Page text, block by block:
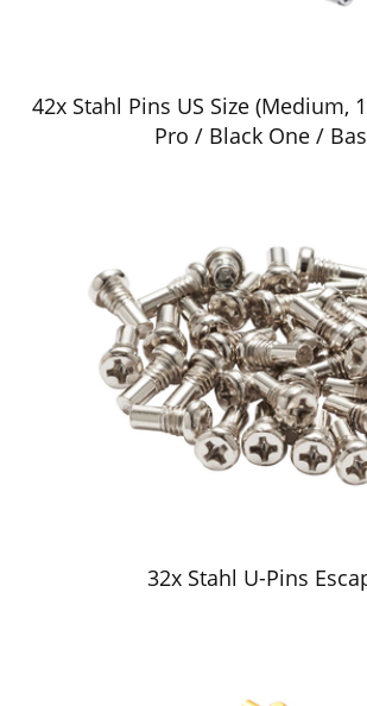
42x Stahl Pins US Size (Medium,
Pro / Black One /
32x Stahl U-Pins